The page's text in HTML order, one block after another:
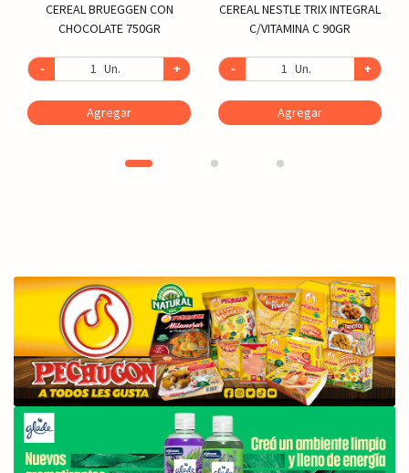
CEREAL BRUEGGEN CON
CHOCOLATE 750GR
- Un. +
Agregar
CEREAL NESTLE TRIX INTEGRAL
C/VITAMINA C 90GR
- Un. +
Agregar